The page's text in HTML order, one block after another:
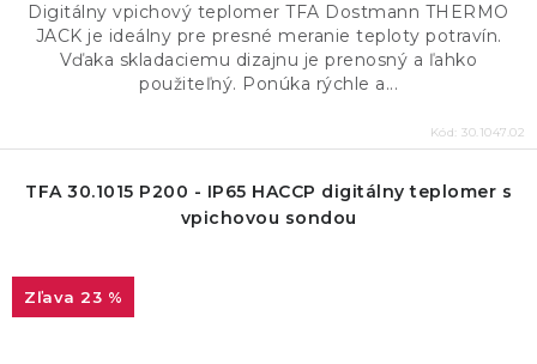
Digitálny vpichový teplomer TFA Dostmann THERMO
JACK je ideálny pre presné meranie teploty potravín.
Vďaka skladaciemu dizajnu je prenosný a ľahko
použiteľný. Ponúka rýchle a...
Kód: 30.1047.02
TFA 30.1015 P200 - IP65 HACCP digitálny teplomer s
vpichovou sondou
23 %